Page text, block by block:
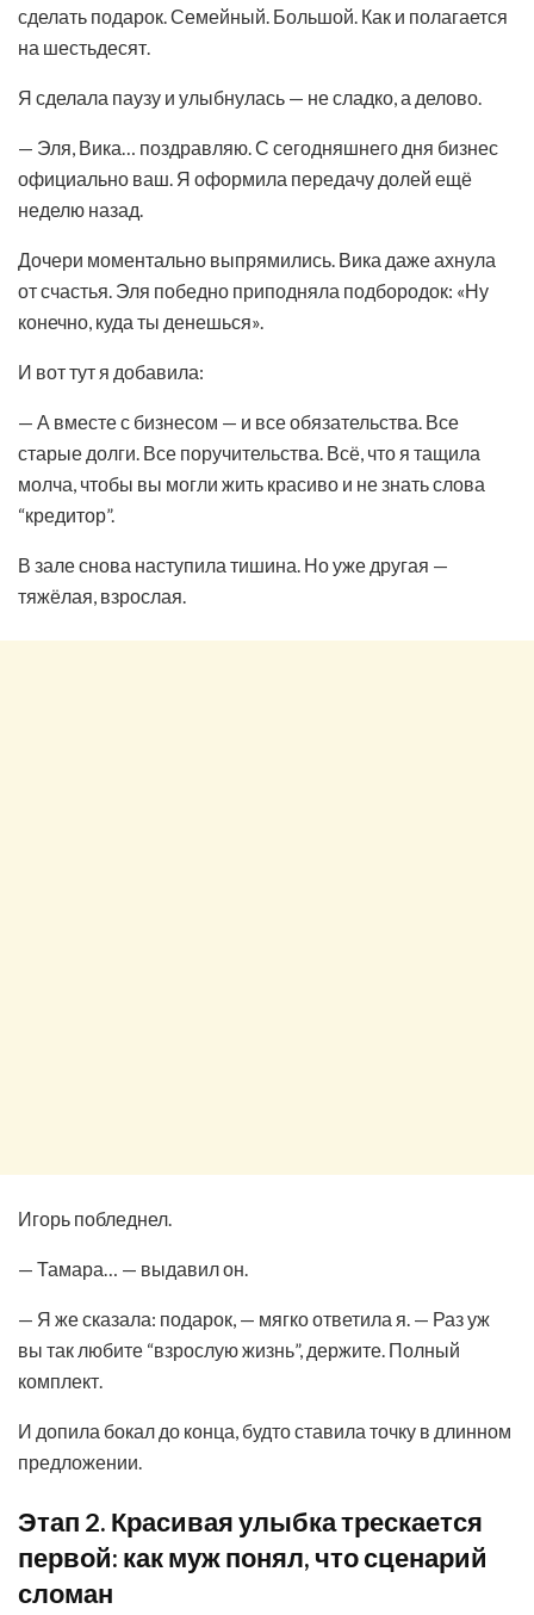
сделать подарок. Семейный. Большой. Как и полагается
на шестьдесят.
Я сделала паузу и улыбнулась — не сладко, а делово.
— Эля, Вика… поздравляю. С сегодняшнего дня бизнес
официально ваш. Я оформила передачу долей ещё
неделю назад.
Дочери моментально выпрямились. Вика даже ахнула
от счастья. Эля победно приподняла подбородок: «Ну
конечно, куда ты денешься».
И вот тут я добавила:
— А вместе с бизнесом — и все обязательства. Все
старые долги. Все поручительства. Всё, что я тащила
молча, чтобы вы могли жить красиво и не знать слова
“кредитор”.
В зале снова наступила тишина. Но уже другая —
тяжёлая, взрослая.
Игорь побледнел.
— Тамара… — выдавил он.
— Я же сказала: подарок, — мягко ответила я. — Раз уж
вы так любите “взрослую жизнь”, держите. Полный
комплект.
И допила бокал до конца, будто ставила точку в длинном
предложении.
Этап 2. Красивая улыбка трескается
первой: как муж понял, что сценарий
сломан